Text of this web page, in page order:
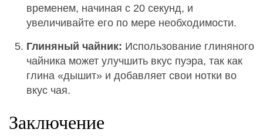
временем, начиная с 20 секунд, и
увеличивайте его по мере необходимости.
Глиняный чайник: Использование глиняного
чайника может улучшить вкус пуэра, так как
глина «дышит» и добавляет свои нотки во
вкус чая.
Заключение